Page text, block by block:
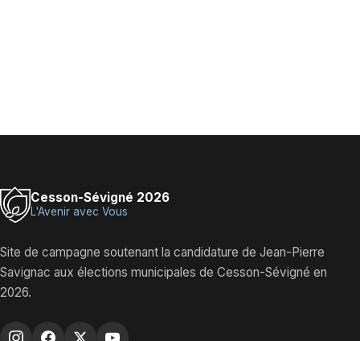
Cesson-Sévigné 2026
L'Avenir avec Vous
Site de campagne soutenant la candidature de Jean-Pierre
Savignac aux élections municipales de Cesson-Sévigné en
2026.